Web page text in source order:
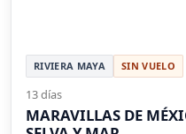
RIVIERA MAYA SIN VUELO
13 días
MARAVILLAS DE